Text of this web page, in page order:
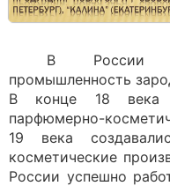
В России
промышленность
В конце 18 века
парфюмерно-
19 века
косметические
России успешно